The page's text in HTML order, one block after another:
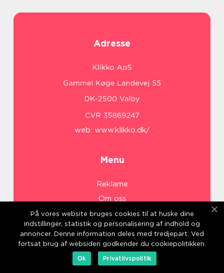
Adresse
web: www.klikko.dk/
Menu
Reklame
Om oss
Cookies
Kontakt Oss
Sitemap
På vores website bruges cookies til at huske dine
indstillinger, statistik og personalisering af indhold og
annoncer. Denne information deles med tredjepart. Ved
fortsat brug af websiden godkender du cookiepolitikken.
Ok
Privatlivspolitik